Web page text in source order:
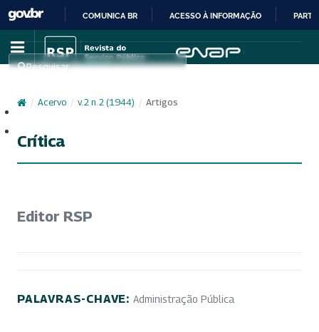
IR
PARA
CONTEÚDO
COMUNICA BR ACESSO À INFORMAÇÃO
Pesquisar
/ Acervo / v. 2 n. 2 (1944) / Artigos
Crítica
Editor RSP
PALAVRAS-CHAVE: Administração Pública